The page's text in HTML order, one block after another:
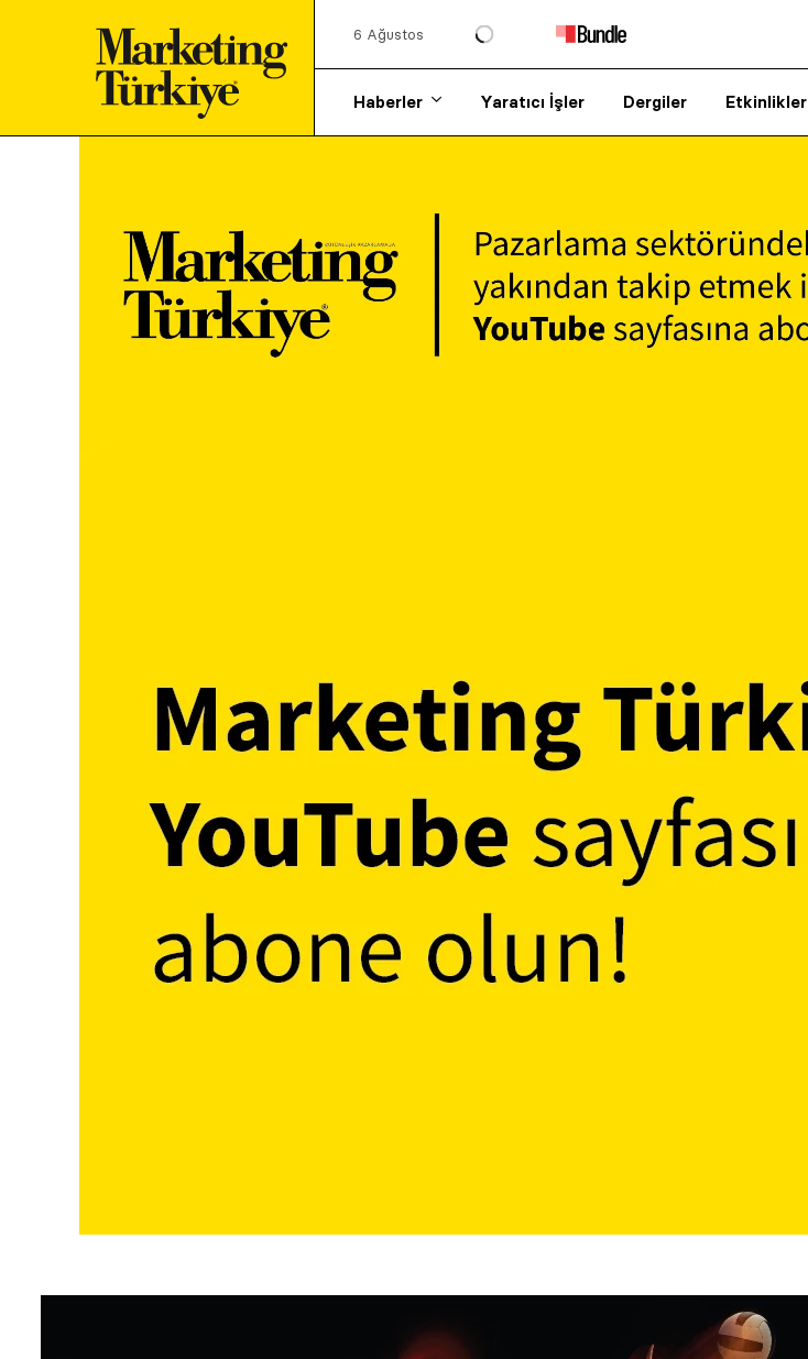
6 Ağustos
Haberler Yaratıcı İşler Dergiler Etkinlikler